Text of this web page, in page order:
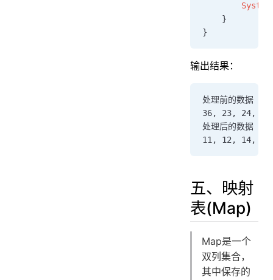
        System
    }
}
输出结果：
处理前的数据
36, 23, 24,
处理后的数据
11, 12, 14,
五、映射
表(Map)
Map是一个
双列集合，
其中保存的